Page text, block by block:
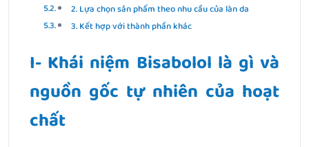
2. Lựa chọn sản phẩm theo nhu cầu của làn da
3. Kết hợp với thành phần khác
I- Khái niệm Bisabolol là gì và
nguồn gốc tự nhiên của hoạt
chất